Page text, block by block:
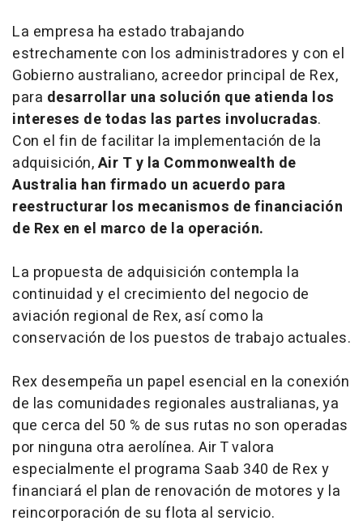
La empresa ha estado trabajando
estrechamente con los administradores y con el
Gobierno australiano, acreedor principal de Rex,
para desarrollar una solución que atienda los
intereses de todas las partes involucradas.
Con el fin de facilitar la implementación de la
adquisición,Air T y la Commonwealth de
Australia han firmado un acuerdo para
reestructurar los mecanismos de financiación
de Rex en el marco de la operación.
La propuesta de adquisición contempla la
continuidad y el crecimiento del negocio de
aviación regional de Rex, así como la
conservación de los puestos de trabajo actuales.
Rex desempeña un papel esencial en la conexión
de las comunidades regionales australianas, ya
que cerca del 50 % de sus rutas no son operadas
por ninguna otra aerolínea. Air T valora
especialmente el programa Saab 340 de Rex y
financiará el plan de renovación de motores y la
reincorporación de su flota al servicio.